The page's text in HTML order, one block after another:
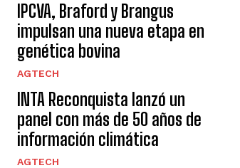
IPCVA, Braford y Brangus
impulsan una nueva etapa en
genética bovina
AGTECH
INTA Reconquista lanzó un
panel con más de 50 años de
información climática
AGTECH